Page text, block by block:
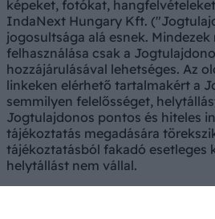
képeket, fotókat,
IndaNext Hungary Kft.
jogosultsága alá esnek.
felhasználása csak a
hozzájárulásával lehetséges. Az
linkeken elérhető tartalmakért a
semmilyen felelősséget,
Jogtulajdonos pontos és hiteles
tájékoztatás megadására
tájékoztatásból fakadó esetleges
helytállást nem vállal.